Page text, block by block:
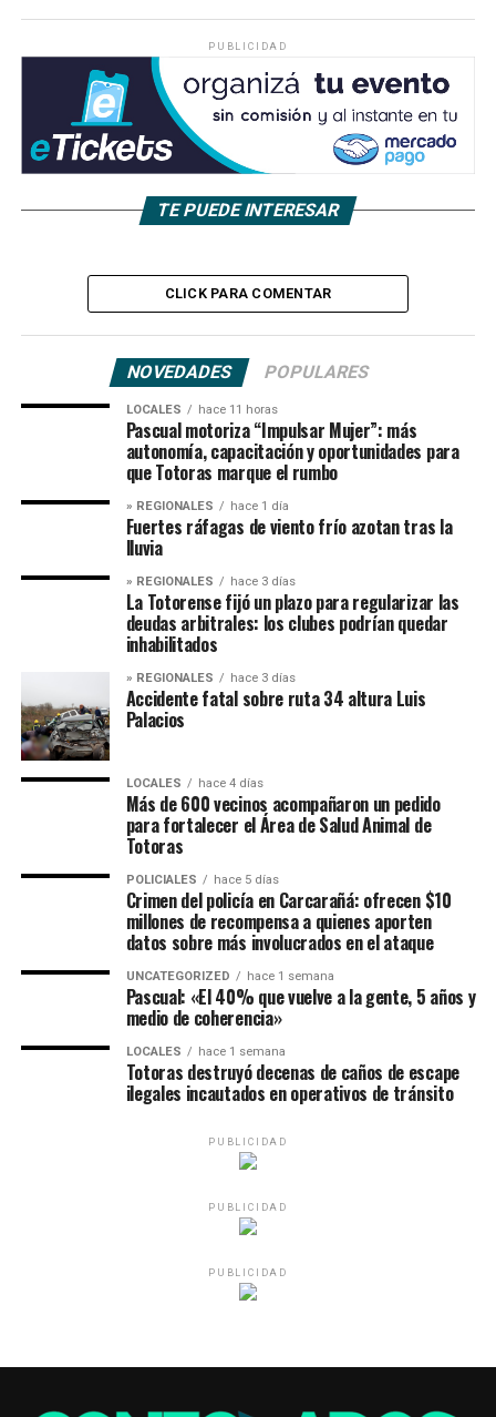
PUBLICIDAD
TE PUEDE INTERESAR
CLICK PARA COMENTAR
NOVEDADES POPULARES
LOCALES hace 11 horas
Pascual motoriza “Impulsar Mujer”: más
autonomía, capacitación y oportunidades para
que Totoras marque el rumbo
» REGIONALES hace 1 día
Fuertes ráfagas de viento frío azotan tras la
lluvia
» REGIONALES hace 3 días
La Totorense fijó un plazo para regularizar las
deudas arbitrales: los clubes podrían quedar
inhabilitados
» REGIONALES hace 3 días
Accidente fatal sobre ruta 34 altura Luis
Palacios
LOCALES hace 4 días
Más de 600 vecinos acompañaron un pedido
para fortalecer el Área de Salud Animal de
Totoras
POLICIALES hace 5 días
Crimen del policía en Carcarañá: ofrecen $10
millones de recompensa a quienes aporten
datos sobre más involucrados en el ataque
UNCATEGORIZED hace 1 semana
Pascual: «El 40% que vuelve a la gente, 5 años y
medio de coherencia»
LOCALES hace 1 semana
Totoras destruyó decenas de caños de escape
ilegales incautados en operativos de tránsito
PUBLICIDAD
PUBLICIDAD
PUBLICIDAD